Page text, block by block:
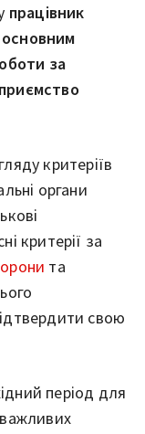
працівник
за
критеріїв
органи
критерії за
та
свою
період для